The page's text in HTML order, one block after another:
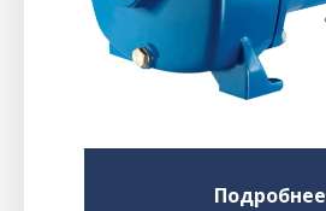
Подробнее